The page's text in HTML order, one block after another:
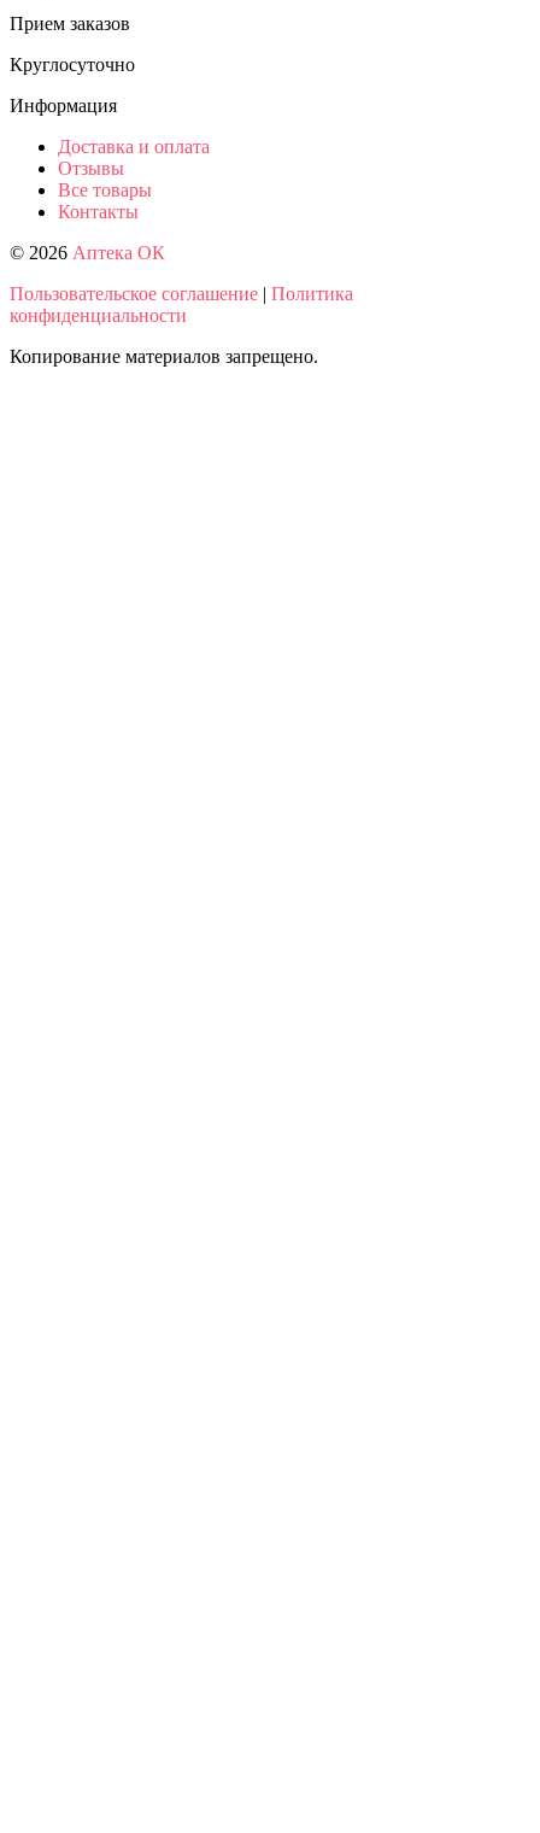
Прием заказов
Круглосуточно
Информация
Доставка и оплата
Отзывы
Все товары
Контакты
© 2026 Аптека ОК
Пользовательское соглашение | Политика
конфиденциальности
Копирование материалов запрещено.